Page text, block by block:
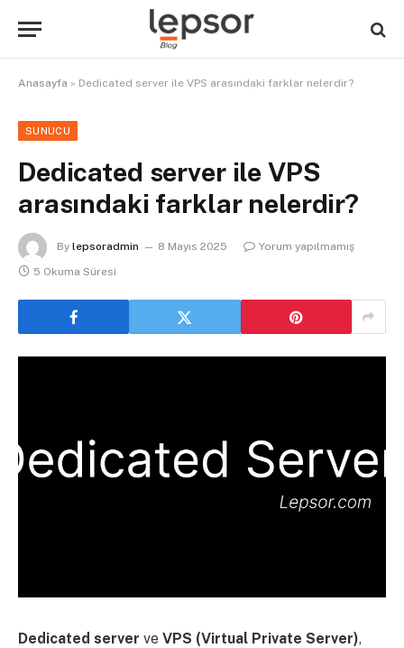
Anasayfa » Dedicated server ile VPS arasındaki farklar nelerdir?
SUNUCU
Dedicated server ile VPS
arasındaki farklar nelerdir?
By lepsoradmin 8 Mayıs 2025
Yorum yapılmamış
5 Okuma Süresi
Dedicated server ve VPS (Virtual Private Server),